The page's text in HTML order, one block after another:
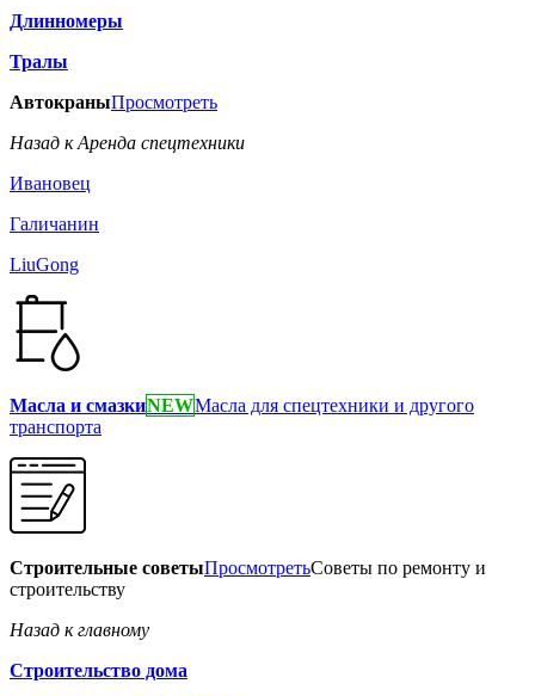
Длинномеры
Тралы
АвтокраныПросмотреть
Назад к Аренда спецтехники
Ивановец
Галичанин
LiuGong
Масла и смазкиNEWМасла для спецтехники и другого
транспорта
Строительные советыПросмотретьСоветы по ремонту и
строительству
Назад к главному
Строительство дома